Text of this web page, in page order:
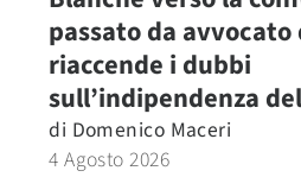
passato da avvocato
riaccende i dubbi
sull’indipendenza
di Domenico Maceri
4 Agosto 2026